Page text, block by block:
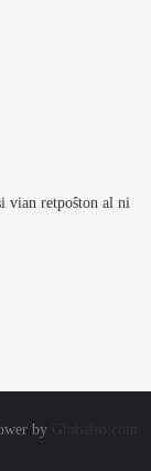
vian retpoŝton al ni
by